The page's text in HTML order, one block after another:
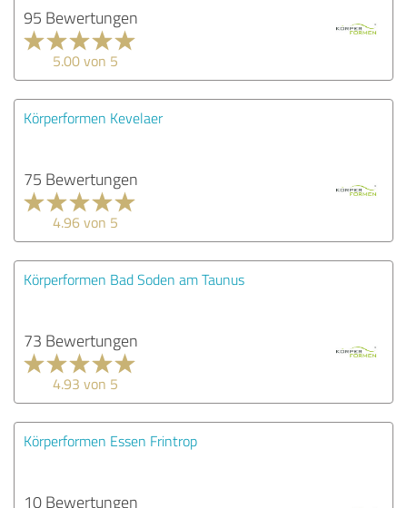
95 Bewertungen
5.00 von 5
Körperformen Kevelaer
75 Bewertungen
4.96 von 5
Körperformen Bad Soden am Taunus
73 Bewertungen
4.93 von 5
Körperformen Essen Frintrop
10 Bewertungen